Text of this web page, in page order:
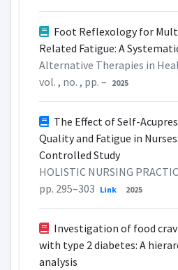
Foot Reflexology for
Related Fatigue: A
Alternative Therapies in
vol. , no. , pp. – 2025
The Effect of Self-
Quality and Fatigue in
Controlled Study
HOLISTIC NURSING
pp. 295–303 Link 2025
Investigation of food
with type 2 diabetes: A
analysis